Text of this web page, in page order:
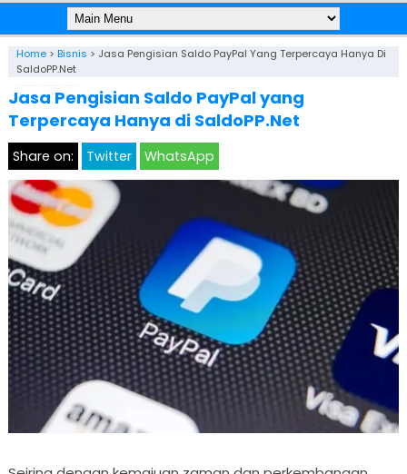
Home> Bisnis > Jasa Pengisian Saldo PayPal Yang Terpercaya Hanya Di
SaldoPP.Net
Jasa Pengisian Saldo PayPal yang
Terpercaya Hanya di SaldoPP.Net
Share on: Twitter WhatsApp